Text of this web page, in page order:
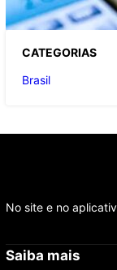
CATEGORIAS
Brasil
No site e no
Saiba mais